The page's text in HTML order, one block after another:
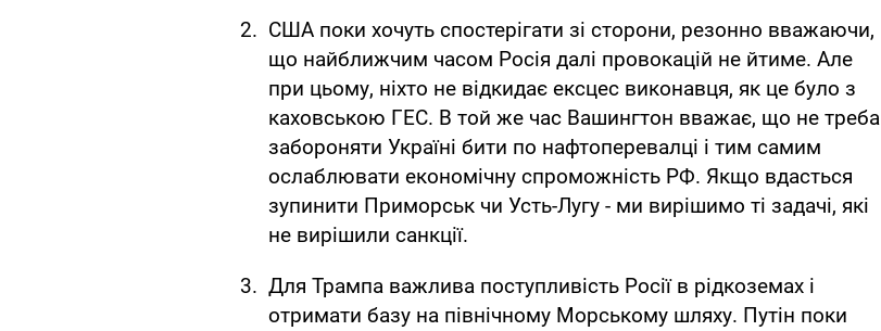
США поки хочуть спостерігати зі сторони, резонно вважаючи,
що найближчим часом Росія далі провокацій не йтиме. Але
при цьому, ніхто не відкидає ексцес виконавця, як це було з
каховською ГЕС. В той же час Вашингтон вважає, що не треба
забороняти Україні бити по нафтоперевалці і тим самим
ослаблювати економічну спроможність РФ. Якщо вдасться
зупинити Приморськ чи Усть-Лугу - ми вирішимо ті задачі, які
не вирішили санкції.
Для Трампа важлива поступливість Росії в рідкоземах і
отримати базу на північному Морському шляху. Путін поки